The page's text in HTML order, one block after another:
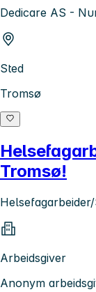
Dedicare AS -
Sted
Tromsø
Tromsø!
Arbeidsgiver
Anonym